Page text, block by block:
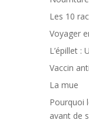
Les 10
Voyager
L’épillet :
Vaccin
La mue
Pourquoi
avant de